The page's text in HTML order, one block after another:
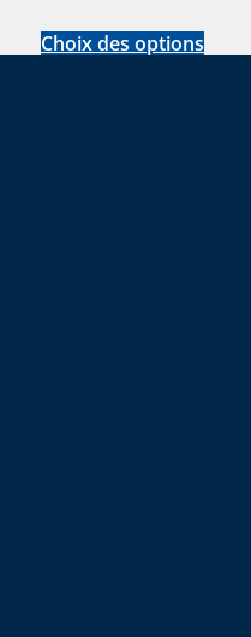
Choix des options